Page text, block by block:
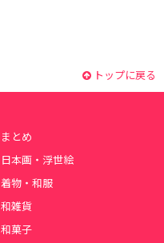
トップに戻る
まとめ
日本画・浮世絵
着物・和服
和雑貨
和菓子